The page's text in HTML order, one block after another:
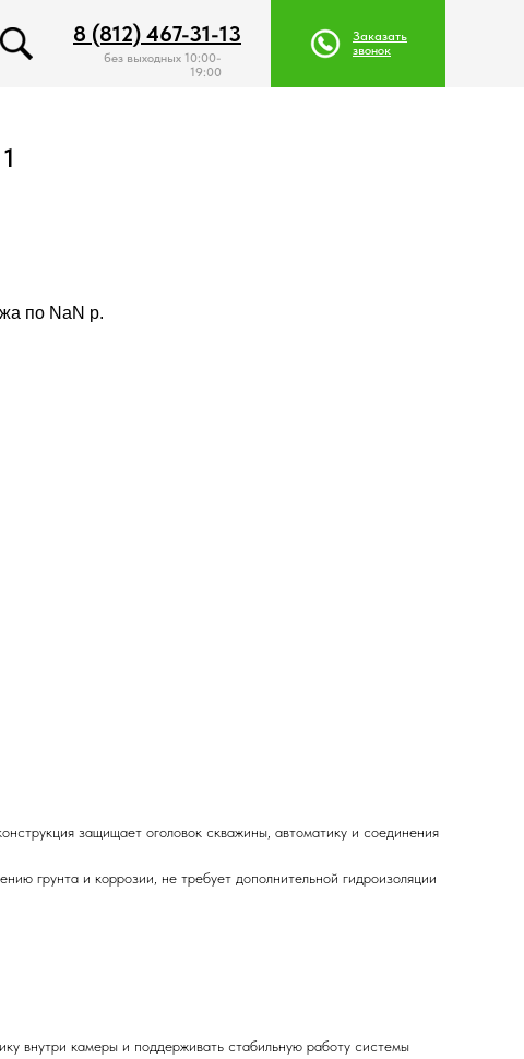
Заказать
звонок
без выходных 10:00-
19:00
8 (812) 467-31-13
Заказать
звонок
8 (812) 467-31-13
по NaN p.
защищает оголовок скважины, автоматику и соединения
грунта и коррозии, не требует дополнительной гидроизоляции
внутри камеры и поддерживать стабильную работу системы